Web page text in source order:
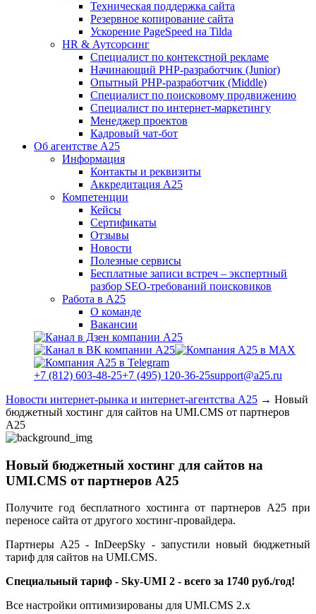
Техническая поддержка сайта
Резервное копирование сайта
Ускорение PageSpeed на Tilda
HR & Аутсорсинг
Специалист по контекстной рекламе
Начинающий PHP-разработчик (Junior)
Опытный PHP-разработчик (Middle)
Специалист по поисковому продвижению
Специалист по интернет-маркетингу
Менеджер проектов
Кадровый чат-бот
Об агентстве А25
Информация
Контакты и реквизиты
Аккредитация А25
Компетенции
Кейсы
Сертификаты
Отзывы
Новости
Полезные сервисы
Бесплатные записи встреч – экспертный
разбор SEO-требований поисковиков
Работа в А25
О команде
Вакансии
+7 (812) 603-48-25+7 (495) 120-36-25support@a25.ru
Новости интернет-рынка и интернет-агентства А25 → Новый
бюджетный хостинг для сайтов на UMI.CMS от партнеров
А25
Новый бюджетный хостинг для сайтов на
UMI.CMS от партнеров А25
Получите год бесплатного хостинга от партнеров А25 при
переносе сайта от другого хостинг-провайдера.
Партнеры А25 - InDeepSky - запустили новый бюджетный
тариф для сайтов на UMI.CMS.
Специальный тариф - Sky-UMI 2 - всего за 1740 руб./год!
Все настройки оптимизированы для UMI.CMS 2.х